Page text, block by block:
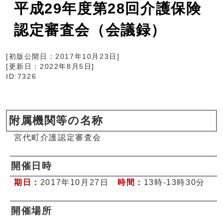
平成29年度第28回介護保険
認定審査会（会議録）
[初版公開日：2017年10月23日 ]
[更新日： 2022年8月5日]
ID:7326
附属機関等の名称
宮代町介護認定審査会
開催日時
期日： 2017年10月27日 時間： 13時-13時30分
開催場所